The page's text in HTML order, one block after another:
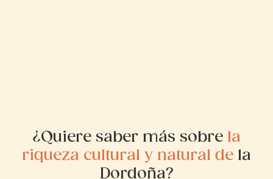
¿Quiere saber más sobre la
riqueza cultural y natural de la
Dordoña?